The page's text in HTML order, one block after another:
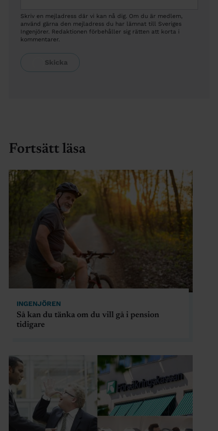
Skriv en mejladress där vi kan nå dig. Om du är medlem,
använd gärna den mejladress du har lämnat till Sveriges
Ingenjörer. Redaktionen förbehåller sig rätten att korta i
kommentarer.
Fortsätt läsa
INGENJÖREN
Så kan du tänka om du vill gå i pension
tidigare